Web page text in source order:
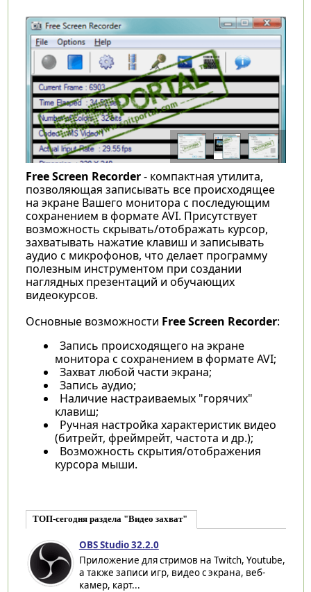
Free Screen Recorder- компактная утилита,
позволяющая записывать все происходящее
на экране Вашего монитора с последующим
сохранением в формате AVI. Присутствует
возможность скрывать/отображать курсор,
захватывать нажатие клавиш и записывать
аудио с микрофонов, что делает программу
полезным инструментом при создании
наглядных презентаций и обучающих
видеокурсов.
Основные возможности Free Screen Recorder:
Запись происходящего на экране
монитора с сохранением в формате AVI;
Захват любой части экрана;
Запись аудио;
Наличие настраиваемых "горячих"
клавиш;
Ручная настройка характеристик видео
(битрейт, фреймрейт, частота и др.);
Возможность скрытия/отображения
курсора мыши.
ТОП-сегодня раздела "Видео захват"
OBS Studio 32.2.0
Приложение для стримов на Twitch, Youtube,
а также записи игр, видео с экрана, веб-
камер, карт...